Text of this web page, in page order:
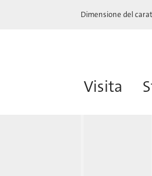
Dimensione del
Visita